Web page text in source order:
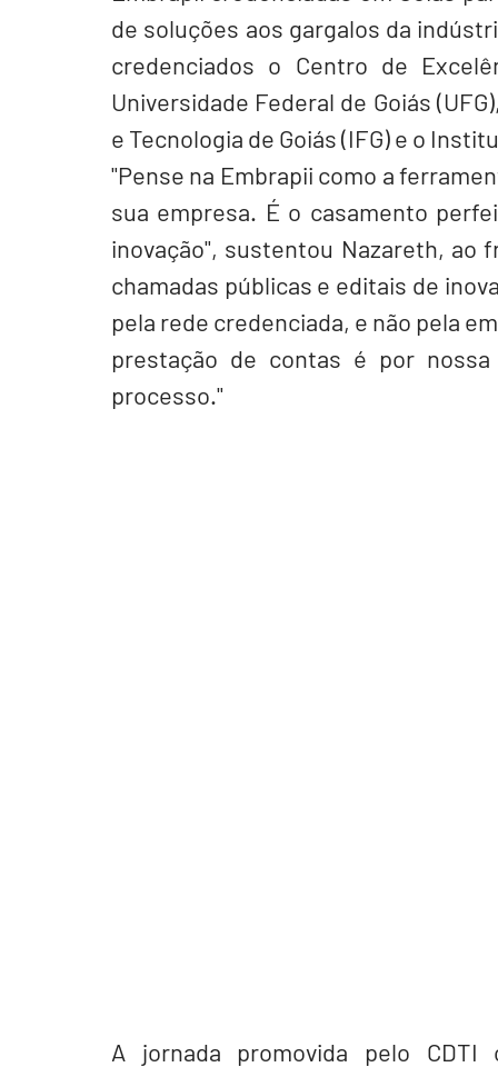
de soluções aos gargalos da
credenciados o Centro de
Universidade Federal de Goiás
e Tecnologia de Goiás (IFG) e o
"Pense na Embrapii como a
sua empresa. É o casamento
inovação", sustentou Nazareth, ao
chamadas públicas e editais de
pela rede credenciada, e não pela
prestação de contas é por
processo."
A jornada promovida pelo